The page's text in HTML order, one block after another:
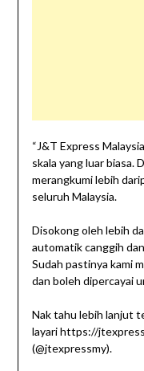
“J&T Express
skala yang luar biasa.
merangkumi lebih
seluruh Malaysia.
Disokong oleh lebih
automatik canggih
Sudah pastinya kami
dan boleh dipercayai
Nak tahu lebih lanjut
layari https://
(@jtexpressmy).